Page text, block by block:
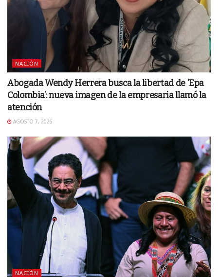
NACIÓN
Abogada Wendy Herrera busca la libertad de ‘Epa
Colombia’: nueva imagen de la empresaria llamó la
atención
AGOSTO 7, 2026
NACIÓN